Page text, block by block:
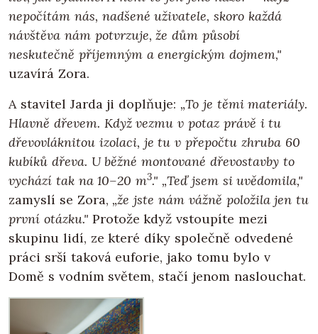
nepočítám nás, nadšené uživatele, skoro každá
návštěva nám potvrzuje, že dům působí
neskutečně příjemným a energickým dojmem,"
uzavírá Zora.
A stavitel Jarda ji doplňuje: „To je těmi materiály.
Hlavně dřevem. Když vezmu v potaz právě i tu
dřevovláknitou izolaci, je tu v přepočtu zhruba 60
kubíků dřeva. U běžné montované dřevostavby to
vychází tak na 10–20 m3." „Teď jsem si uvědomila,"
zamyslí se Zora, „že jste nám vážně položila jen tu
první otázku."Protože když vstoupíte mezi
skupinu lidí, ze které díky společně odvedené
práci srší taková euforie, jako tomu bylo v
Domě s vodním světem, stačí jenom naslouchat.